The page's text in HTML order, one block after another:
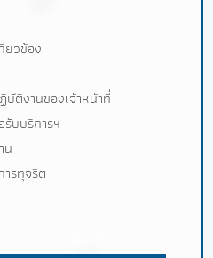
วข้อง
บัติงานของเจ้าหน้าที่
รับบริการฯ
น
รทุจริต